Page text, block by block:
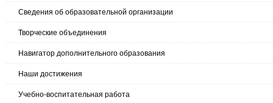
Сведения об образовательной организации
Творческие объединения
Навигатор дополнительного образования
Наши достижения
Учебно-воспитательная работа